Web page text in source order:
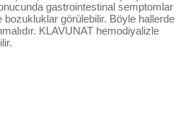
gastrointestinal semptomlar
bozukluklar görülebilir. Böyle hallerde
KLAVUNAT hemodiyalizle